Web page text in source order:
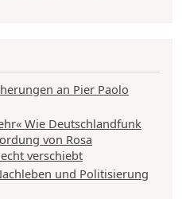
an Pier Paolo
Wie Deutschlandfunk
von Rosa
verschiebt
und Politisierung